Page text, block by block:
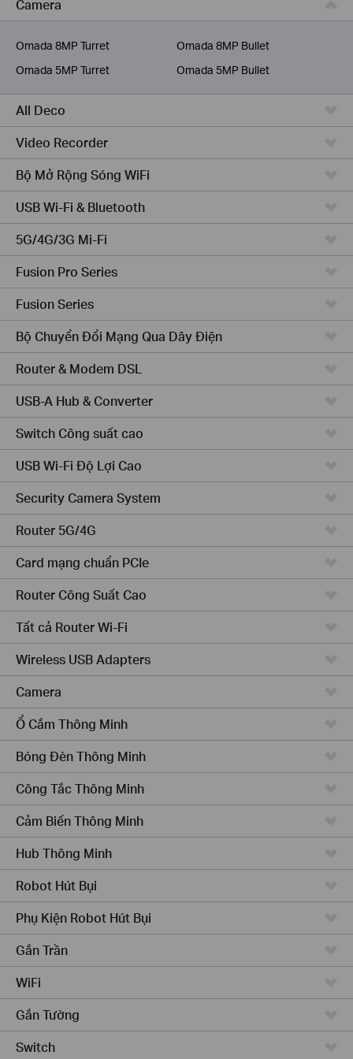
Dịch Vụ Viễn Thông
Camera
Omada 8MP Turret
Omada 8MP Bullet
Omada 5MP Turret
Omada 5MP Bullet
All Deco
Video Recorder
Bộ Mở Rộng Sóng WiFi
USB Wi-Fi & Bluetooth
5G/4G/3G Mi-Fi
Fusion Pro Series
Fusion Series
Bộ Chuyển Đổi Mạng Qua Dây Điện
Router & Modem DSL
USB-A Hub & Converter
Switch Công suất cao
USB Wi-Fi Độ Lợi Cao
Security Camera System
Router 5G/4G
Card mạng chuẩn PCIe
Router Công Suất Cao
Tất cả Router Wi-Fi
Wireless USB Adapters
Camera
Ổ Cắm Thông Minh
Bóng Đèn Thông Minh
Công Tắc Thông Minh
Cảm Biến Thông Minh
Hub Thông Minh
Robot Hút Bụi
Phụ Kiện Robot Hút Bụi
Gắn Trần
WiFi
Gắn Tường
Switch